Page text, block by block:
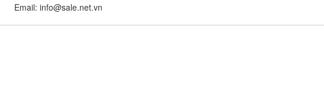
Email: info@sale.net.vn